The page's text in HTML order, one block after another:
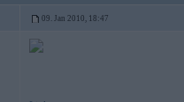
09. Jan 2010, 18:47